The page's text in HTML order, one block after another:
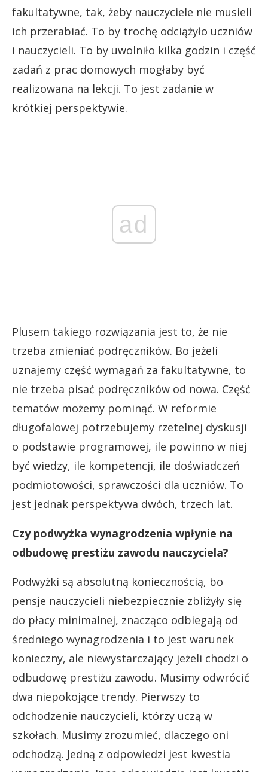
fakultatywne, tak, żeby nauczyciele nie musieli
ich przerabiać. To by trochę odciążyło uczniów
i nauczycieli. To by uwolniło kilka godzin i część
zadań z prac domowych mogłaby być
realizowana na lekcji. To jest zadanie w
krótkiej perspektywie.
ad
Plusem takiego rozwiązania jest to, że nie
trzeba zmieniać podręczników. Bo jeżeli
uznajemy część wymagań za fakultatywne, to
nie trzeba pisać podręczników od nowa. Część
tematów możemy pominąć. W reformie
długofalowej potrzebujemy rzetelnej dyskusji
o podstawie programowej, ile powinno w niej
być wiedzy, ile kompetencji, ile doświadczeń
podmiotowości, sprawczości dla uczniów. To
jest jednak perspektywa dwóch, trzech lat.
Czy podwyżka wynagrodzenia wpłynie na
odbudowę prestiżu zawodu nauczyciela?
Podwyżki są absolutną koniecznością, bo
pensje nauczycieli niebezpiecznie zbliżyły się
do płacy minimalnej, znacząco odbiegają od
średniego wynagrodzenia i to jest warunek
konieczny, ale niewystarczający jeżeli chodzi o
odbudowę prestiżu zawodu. Musimy odwrócić
dwa niepokojące trendy. Pierwszy to
odchodzenie nauczycieli, którzy uczą w
szkołach. Musimy zrozumieć, dlaczego oni
odchodzą. Jedną z odpowiedzi jest kwestia